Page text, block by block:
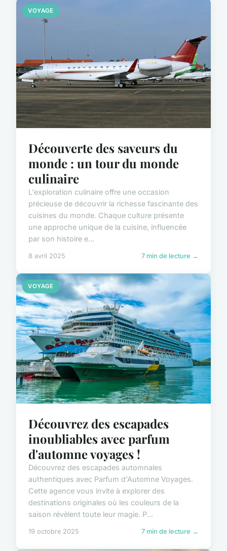
VOYAGE
Découverte des saveurs du
monde : un tour du monde
culinaire
L'exploration culinaire offre une occasion
précieuse de découvrir la richesse fascinante des
cuisines du monde. Chaque culture présente
une approche unique de la cuisine, influencée
par son histoire e...
8 avril 2025 7 min de lecture →
VOYAGE
Découvrez des escapades
inoubliables avec parfum
d'automne voyages !
Découvrez des escapades automnales
authentiques avec Parfum d'Automne Voyages.
Cette agence vous invite à explorer des
destinations originales où les couleurs de la
saison révèlent toute leur magie. P...
19 octobre 2025 7 min de lecture →